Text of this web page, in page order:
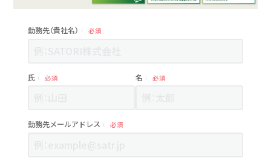
勤務先（貴社名） 必須
氏 必須 名 必須
勤務先メールアドレス 必須